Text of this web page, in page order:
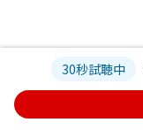
30秒試聴中